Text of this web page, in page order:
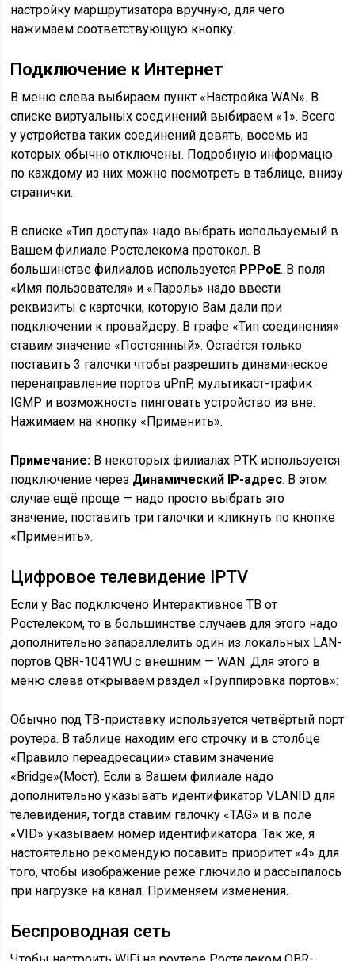
настройку маршрутизатора вручную, для чего
нажимаем соответствующую кнопку.
Подключение к Интернет
В меню слева выбираем пункт «Настройка WAN». В
списке виртуальных соединений выбираем «1». Всего
у устройства таких соединений девять, восемь из
которых обычно отключены. Подробную информацю
по каждому из них можно посмотреть в таблице, внизу
странички.
В списке «Тип доступа» надо выбрать используемый в
Вашем филиале Ростелекома протокол. В
большинстве филиалов используется PPPoE. В поля
«Имя пользователя» и «Пароль» надо ввести
реквизиты с карточки, которую Вам дали при
подключении к провайдеру. В графе «Тип соединения»
ставим значение «Постоянный». Остаётся только
поставить 3 галочки чтобы разрешить динамическое
перенаправление портов uPnP, мультикаст-трафик
IGMP и возможность пинговать устройство из вне.
Нажимаем на кнопку «Применить».
Примечание: В некоторых филиалах РТК используется
подключение через Динамический IP-адрес. В этом
случае ещё проще — надо просто выбрать это
значение, поставить три галочки и кликнуть по кнопке
«Применить».
Цифровое телевидение IPTV
Если у Вас подключено Интерактивное ТВ от
Ростелеком, то в большинстве случаев для этого надо
дополнительно запараллелить один из локальных LAN-
портов QBR-1041WU с внешним — WAN. Для этого в
меню слева открываем раздел «Группировка портов»:
Обычно под ТВ-приставку используется четвёртый порт
роутера. В таблице находим его строчку и в столбце
«Правило переадресации» ставим значение
«Bridge»(Мост). Если в Вашем филиале надо
дополнительно указывать идентификатор VLANID для
телевидения, тогда ставим галочку «TAG» и в поле
«VID» указываем номер идентификатора. Так же, я
настоятельно рекомендую посавить приоритет «4» для
того, чтобы изображение реже глючило и рассыпалось
при нагрузке на канал. Применяем изменения.
Беспроводная сеть